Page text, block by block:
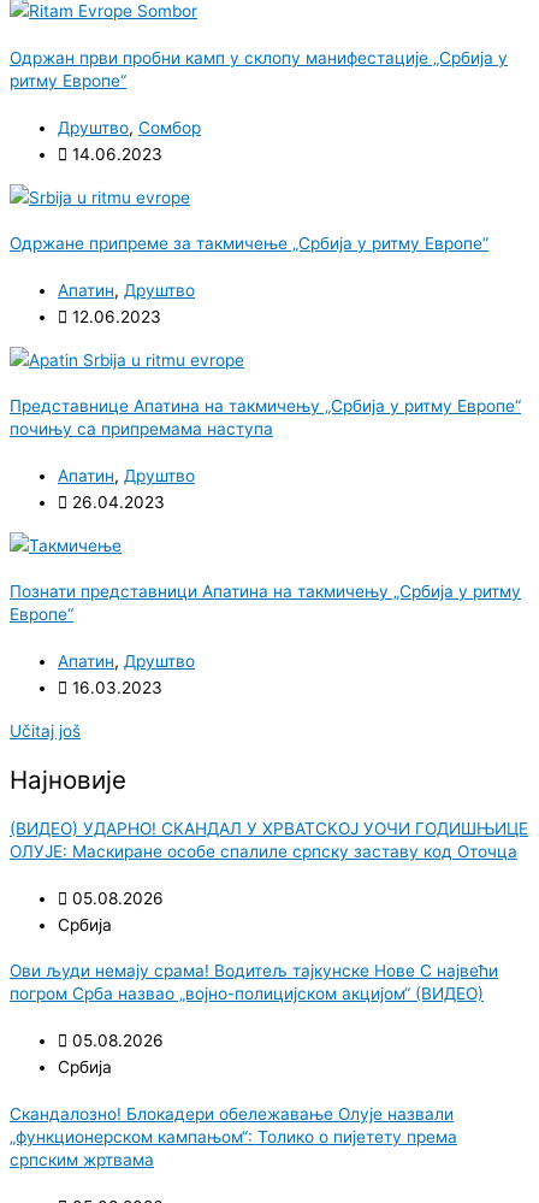
Одржан први пробни камп у склопу манифестације „Србија у
ритму Европе“
Друштво, Сомбор
14.06.2023
Одржане припреме за такмичење „Србија у ритму Европе“
Апатин, Друштво
12.06.2023
Представнице Апатина на такмичењу „Србија у ритму Европе“
почињу са припремама наступа
Апатин, Друштво
26.04.2023
Познати представници Апатина на такмичењу „Србија у ритму
Европе“
Апатин, Друштво
16.03.2023
Učitaj još
Најновије
(ВИДЕО) УДАРНО! СКАНДАЛ У ХРВАТСКОЈ УОЧИ ГОДИШЊИЦЕ
ОЛУЈЕ: Маскиране особе спалиле српску заставу код Оточца
05.08.2026
Србија
Ови људи немају срама! Водитељ тајкунске Нове С највећи
погром Срба назвао „војно-полицијском акцијом“ (ВИДЕО)
05.08.2026
Србија
Скандалозно! Блокадери обележавање Олује назвали
„функционерском кампањом“: Толико о пијетету према
српским жртвама